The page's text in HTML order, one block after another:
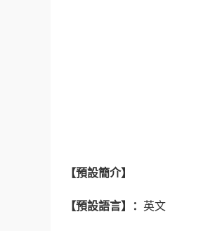
【預設簡介】
【預設語言】： 英文